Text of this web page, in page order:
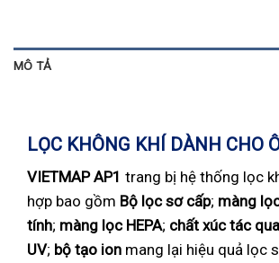
MÔ TẢ
LỌC KHÔNG KHÍ DÀNH CHO
VIETMAP AP1 trang bị hệ thống lọc
hợp bao gồm Bộ lọc sơ cấp; màng
tính; màng lọc HEPA; chất xúc tác
UV; bộ tạo ion mang lại hiệu quả lọc